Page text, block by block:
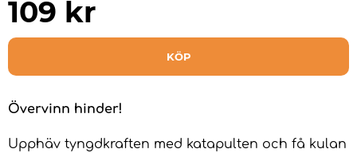
109 kr
KÖP
Övervinn hinder!
Upphäv tyngdkraften med katapulten och få kulan